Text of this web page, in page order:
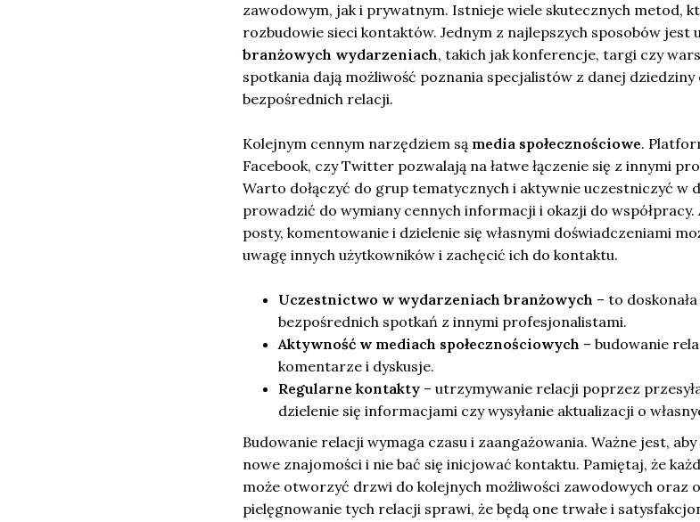
zawodowym, jak i prywatnym. Istnieje wiele skutecznych metod,
rozbudowie sieci kontaktów. Jednym z najlepszych sposobów jest
branżowych wydarzeniach, takich jak konferencje, targi czy
spotkania dają możliwość poznania specjalistów z danej dziedziny
bezpośrednich relacji.
Kolejnym cennym narzędziem są media społecznościowe.
Facebook, czy Twitter pozwalają na łatwe łączenie się z innymi
Warto dołączyć do grup tematycznych i aktywnie uczestniczyć w
prowadzić do wymiany cennych informacji i okazji do współpracy.
posty, komentowanie i dzielenie się własnymi doświadczeniami
uwagę innych użytkowników i zachęcić ich do kontaktu.
Uczestnictwo w wydarzeniach branżowych – to
bezpośrednich spotkań z innymi profesjonalistami.
Aktywność w mediach społecznościowych – budowanie
komentarze i dyskusje.
Regularne kontakty – utrzymywanie relacji poprzez
dzielenie się informacjami czy wysyłanie aktualizacji o
Budowanie relacji wymaga czasu i zaangażowania. Ważne jest,
nowe znajomości i nie bać się inicjować kontaktu. Pamiętaj, że
może otworzyć drzwi do kolejnych możliwości zawodowych oraz
pielęgnowanie tych relacji sprawi, że będą one trwałe i